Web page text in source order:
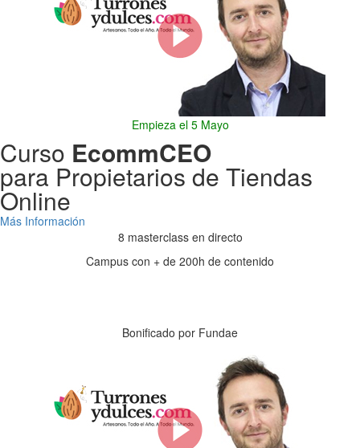
Empieza el 5 Mayo
Curso EcommCEO
para Propietarios de Tiendas
Online
Más Información
8 masterclass en directo
Campus con + de 200h de contenido
Bonificado por Fundae